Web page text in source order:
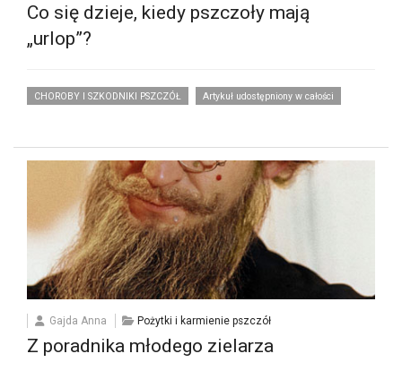
Co się dzieje, kiedy pszczoły mają
„urlop”?
CHOROBY I SZKODNIKI PSZCZÓŁ Artykuł udostępniony w całości
Gajda Anna Pożytki i karmienie pszczół
Z poradnika młodego zielarza